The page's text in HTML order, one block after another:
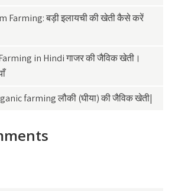
Farming: बड़ी इलायची की खेती कैसे करें
in Hindi गाजर की जैविक खेती।
farming लौकी (घीया) की जैविक खेती|